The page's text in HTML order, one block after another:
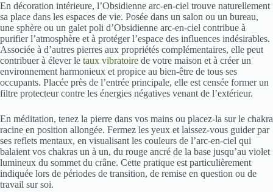
En décoration intérieure, l’Obsidienne arc-en-ciel trouve naturellement
sa place dans les espaces de vie. Posée dans un salon ou un bureau,
une sphère ou un galet poli d’Obsidienne arc-en-ciel contribue à
purifier l’atmosphère et à protéger l’espace des influences indésirables.
Associée à d’autres pierres aux propriétés complémentaires, elle peut
contribuer à élever le taux vibratoire de votre maison et à créer un
environnement harmonieux et propice au bien-être de tous ses
occupants. Placée près de l’entrée principale, elle est censée former un
filtre protecteur contre les énergies négatives venant de l’extérieur.
En méditation, tenez la pierre dans vos mains ou placez-la sur le chakra
racine en position allongée. Fermez les yeux et laissez-vous guider par
ses reflets mentaux, en visualisant les couleurs de l’arc-en-ciel qui
balaient vos chakras un à un, du rouge ancré de la base jusqu’au violet
lumineux du sommet du crâne. Cette pratique est particulièrement
indiquée lors de périodes de transition, de remise en question ou de
travail sur soi.